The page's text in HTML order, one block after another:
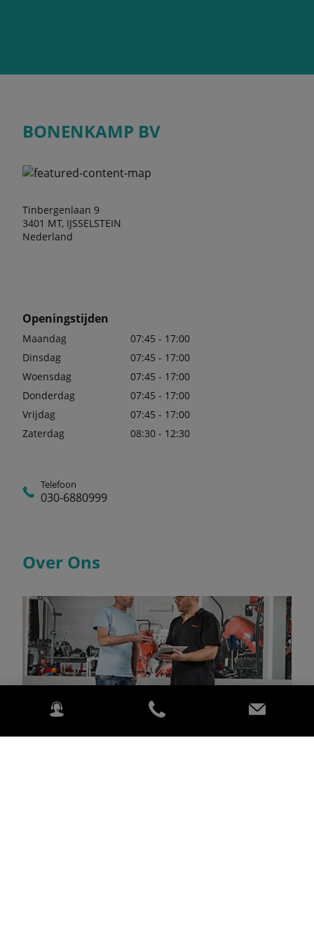
BONENKAMP BV
Tinbergenlaan 9
3401 MT, IJSSELSTEIN
Nederland
Openingstijden
Maandag
07:45 - 17:00
Dinsdag
07:45 - 17:00
Woensdag
07:45 - 17:00
Donderdag
07:45 - 17:00
Vrijdag
07:45 - 17:00
Zaterdag
08:30 - 12:30
Telefoon
030-6880999
Over Ons